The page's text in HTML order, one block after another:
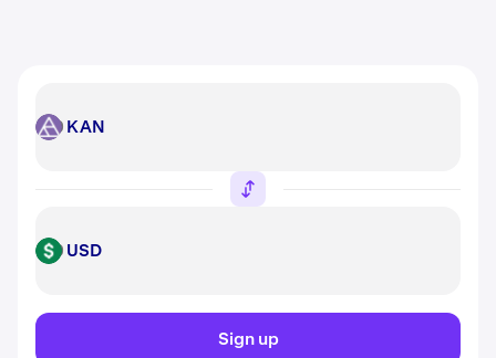
KAN KAN
USD USD
Sign up